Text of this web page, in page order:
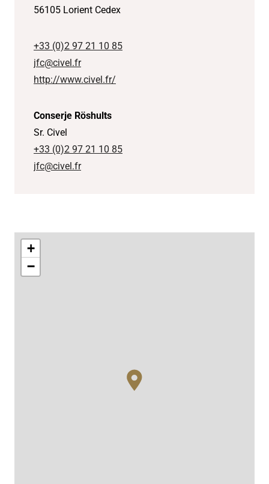
56105 Lorient Cedex
+33 (0)2 97 21 10 85
jfc@civel.fr
http://www.civel.fr/
Conserje Röshults
Sr. Civel
+33 (0)2 97 21 10 85
jfc@civel.fr
+
−